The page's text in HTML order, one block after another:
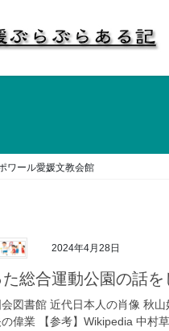
ワール愛媛文教会館
2024年4月28日
総合運動公園の話を
会図書館 近代日本人の肖像 秋
偉業 【参考】Wikipedia 中